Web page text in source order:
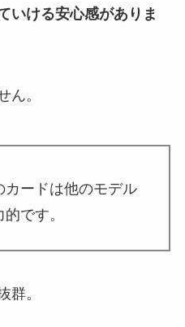
いける安心感がありま
ん。
ードは他のモデル
です。
群。